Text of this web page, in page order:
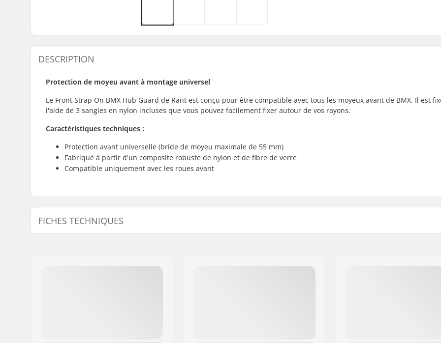
DESCRIPTION
Protection de moyeu avant à montage universel
Le Front Strap On BMX Hub Guard de Rant est conçu pour être compatible avec tous les moyeux avant de BMX. Il est
l'aide de 3 sangles en nylon incluses que vous pouvez facilement fixer autour de vos rayons.
Caractéristiques techniques :
Protection avant universelle (bride de moyeu maximale de 55 mm)
Fabriqué à partir d'un composite robuste de nylon et de fibre de verre
Compatible uniquement avec les roues avant
FICHES TECHNIQUES